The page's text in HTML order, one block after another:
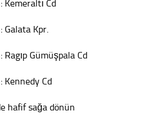
Cd
Galata Kpr.
Gümüşpala Cd
Kennedy Cd
hafif sağa dönün